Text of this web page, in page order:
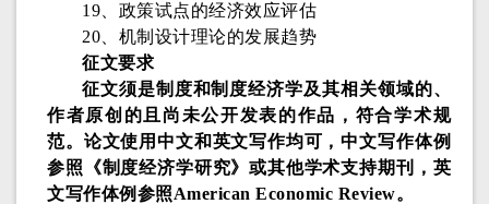
19、政策试点的经济效应评估
20、机制设计理论的发展趋势
征文要求
征文须是制度和制度经济学及其相关领域的、
作者原创的且尚未公开发表的作品，符合学术规
范。论文使用中文和英文写作均可，中文写作体例
参照《制度经济学研究》或其他学术支持期刊，英
文写作体例参照American Economic Review。